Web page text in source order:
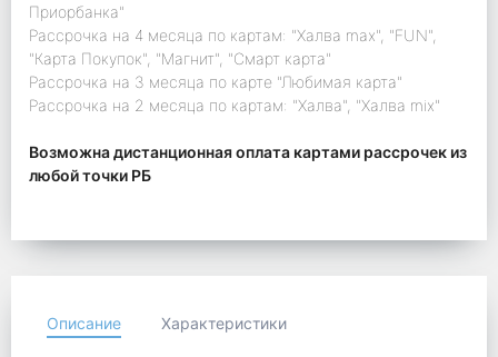
Приорбанка"
Рассрочка на 4 месяца по картам: "Халва max", "FUN",
"Карта Покупок", "Магнит", "Смарт карта"
Рассрочка на 3 месяца по карте "Любимая карта"
Рассрочка на 2 месяца по картам: "Халва", "Халва mix"
Возможна дистанционная оплата картами рассрочек из
любой точки РБ
Описание Характеристики